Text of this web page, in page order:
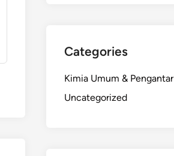
Categories
Kimia Umum & Pengantar
Uncategorized